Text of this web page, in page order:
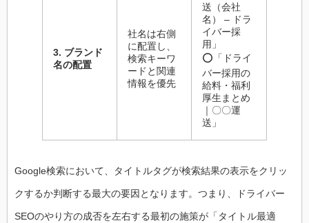
3. ブランド
名の配置
社名は右側
に配置し、
検索キーワ
ードと関連
情報を優先
送（会社
名） – ドラ
イバー採
用」
⭕「ドライ
バー採用の
給料・福利
厚生まとめ
｜〇〇運
送」
Google検索において、タイトルタグが検索結果の表示をクリッ
クするか判断する最大の要因となります。つまり、ドライバー
SEOのやり方の成否を左右する最初の施策が「タイトル最適